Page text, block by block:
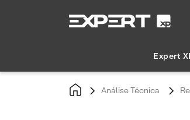
Expert
Análise Técnica